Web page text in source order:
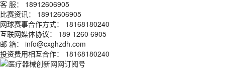
客 服： 18912606905
比赛资讯： 18912606905
网球赛事合作方式： 18168180240
互联网媒体协议： 189 1260 6905
邮 箱： info@cxghzdh.com
投资费用相互合作： 18168180240